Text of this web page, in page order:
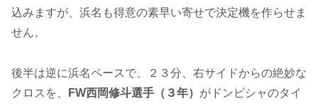
込みますが、浜名も得意の素早い寄せで決定機を作らせま
せん。
後半は逆に浜名ペースで、２３分、右サイドからの絶妙な
クロスを、
FW西岡修斗選手（３年） がドンピシャのタイ